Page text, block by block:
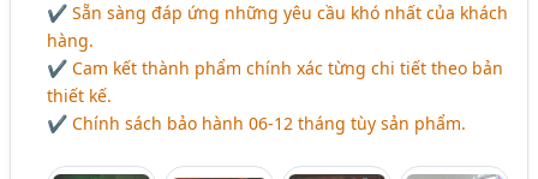
✔ Sẵn sàng đáp ứng những yêu cầu khó nhất của khách
hàng.
✔ Cam kết thành phẩm chính xác từng chi tiết theo bản
thiết kế.
✔ Chính sách bảo hành 06-12 tháng tùy sản phẩm.